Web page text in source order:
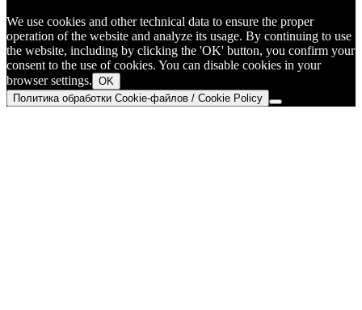
We use cookies and other technical data to ensure the proper
operation of the website and analyze its usage. By continuing to use
the website, including by clicking the 'OK' button, you confirm your
consent to the use of cookies. You can disable cookies in your
browser settings. OK
Политика обработки Cookie-файлов / Cookie Policy